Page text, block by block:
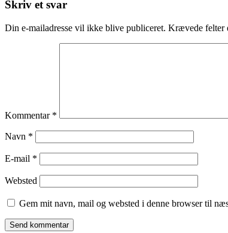
Skriv et svar
Din e-mailadresse vil ikke blive publiceret. Krævede felter
Kommentar *
Navn *
E-mail *
Websted
Gem mit navn, mail og websted i denne browser til